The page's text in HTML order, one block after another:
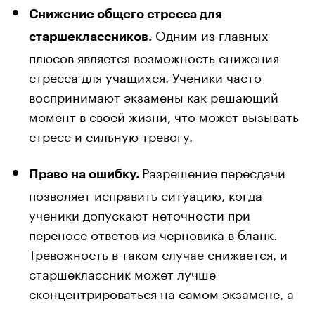
Снижение общего стресса для
старшеклассников. Одним из главных
плюсов является возможность снижения
стресса для учащихся. Ученики часто
воспринимают экзамены как решающий
момент в своей жизни, что может вызывать
стресс и сильную тревогу.
Право на ошибку. Разрешение пересдачи
позволяет исправить ситуацию, когда
ученики допускают неточности при
переносе ответов из черновика в бланк.
Тревожность в таком случае снижается, и
старшеклассник может лучше
сконцентрироваться на самом экзамене, а